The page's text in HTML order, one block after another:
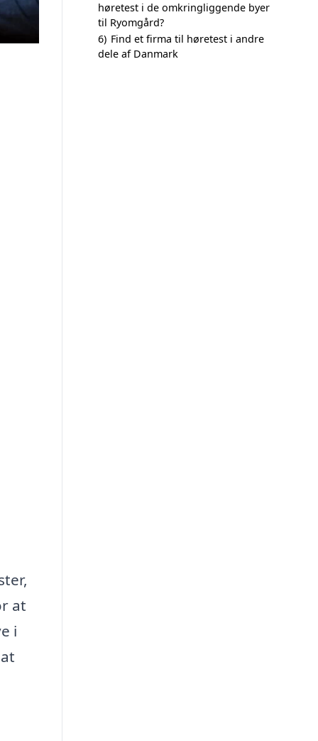
at
i
høretest i de omkringliggende byer
til Ryomgård?
6) Find et firma til høretest i andre
dele af Danmark